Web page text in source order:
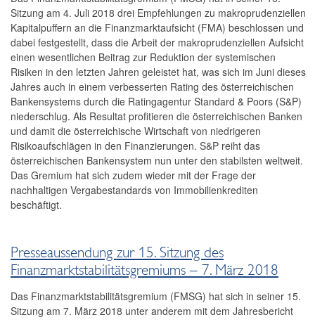
2016
2015
2014
Risikohinweise und Empfehlungen
Strategie
Jahresberichte
Sitzungen
FAQ
Kontakt
Sitzung am 4. Juli 2018 drei Empfehlungen zu makroprudenziellen
Kapitalpuffern an die Finanzmarktaufsicht (FMA) beschlossen und
dabei festgestellt, dass die Arbeit der makroprudenziellen Aufsicht
einen wesentlichen Beitrag zur Reduktion der systemischen
Risiken in den letzten Jahren geleistet hat, was sich im Juni dieses
Jahres auch in einem verbesserten Rating des österreichischen
Bankensystems durch die Ratingagentur Standard & Poors (S&P)
niederschlug. Als Resultat profitieren die österreichischen Banken
und damit die österreichische Wirtschaft von niedrigeren
Risikoaufschlägen in den Finanzierungen. S&P reiht das
österreichischen Bankensystem nun unter den stabilsten weltweit.
Das Gremium hat sich zudem wieder mit der Frage der
nachhaltigen Vergabestandards von Immobilienkrediten
beschäftigt.
Presseaussendung zur 15. Sitzung des
Finanzmarktstabilitätsgremiums – 7. März 2018
Das Finanzmarktstabilitätsgremium (FMSG) hat sich in seiner 15.
Sitzung am 7. März 2018 unter anderem mit dem Jahresbericht